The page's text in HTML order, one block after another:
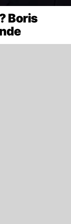
Boris